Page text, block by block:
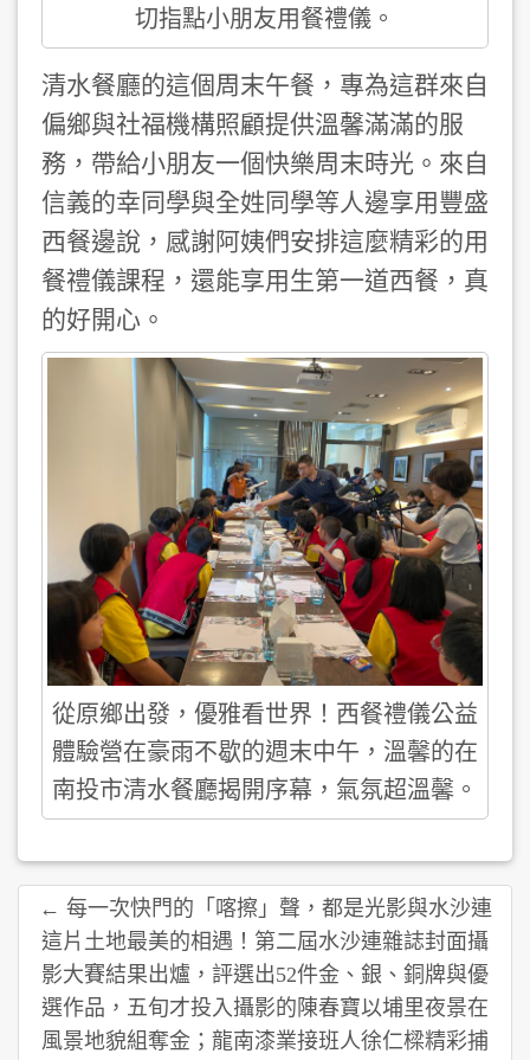
切指點小朋友用餐禮儀。
清水餐廳的這個周末午餐，專為這群來自
偏鄉與社福機構照顧提供溫馨滿滿的服
務，帶給小朋友一個快樂周末時光。來自
信義的幸同學與全姓同學等人邊享用豐盛
西餐邊說，感謝阿姨們安排這麼精彩的用
餐禮儀課程，還能享用生第一道西餐，真
的好開心。
從原鄉出發，優雅看世界！西餐禮儀公益
體驗營在豪雨不歇的週末中午，溫馨的在
南投市清水餐廳揭開序幕，氣氛超溫馨。
← 每一次快門的「喀擦」聲，都是光影與水沙連
這片土地最美的相遇！第二屆水沙連雜誌封面攝
影大賽結果出爐，評選出52件金、銀、銅牌與優
選作品，五旬才投入攝影的陳春寶以埔里夜景在
風景地貌組奪金；龍南漆業接班人徐仁樑精彩捕